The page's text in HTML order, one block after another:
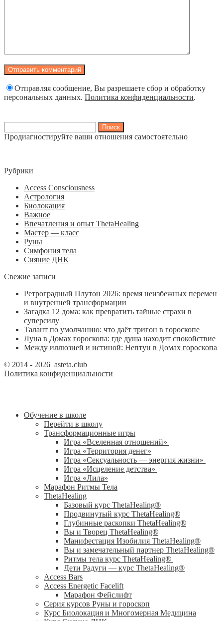
Отправляя сообщение, Вы разрешаете сбор и обработку
персональных данных. Политика конфиденциальности.
Продиагностируйте ваши отношения самостоятельно
Рубрики
Access Consciousness
Астрология
Биолокация
Важное
Впечатления и опыт ThetaHealing
Мастер — класс
Руны
Симфония тела
Сияние ДНК
Свежие записи
Ретроградный Плутон 2026: время неизбежных перемен
и внутренней трансформации
Загадка 12 дома: как превратить тайные страхи в
суперсилу
Талант по умолчанию: что даёт тригон в гороскопе
Луна в Домах гороскопа: где душа находит спокойствие
Между иллюзией и истиной: Нептун в Домах гороскопа
© 2014 - 2026 asteta.club
Политика конфиденциальности
Обучение в школе
Перейти в школу
Трансформационные игры
Игра «Вселенная отношений»
Игра «Территория денег»
Игра «Сексуальность — энергия жизни»
Игра «Исцеление детства»
Игра «Лила»
Марафон Ритмы Тела
ThetaHealing
Базовый курс ThetaHealing®
Продвинутый курс ThetaHealing®
Глубинные раскопки ThetaHealing®
Вы и Творец ThetaHealing®
Манифестация Изобилия ThetaHealing®
Вы и замечательный партнер ThetaHealing®
Ритмы тела курс ThetaHealing®
Дети Радуги — курс ThetaHealing®
Access Bars
Access Energetic Facelift
Марафон Фейслифт
Серия курсов Руны и гороскоп
Курс Биолокация и Многомерная Медицина